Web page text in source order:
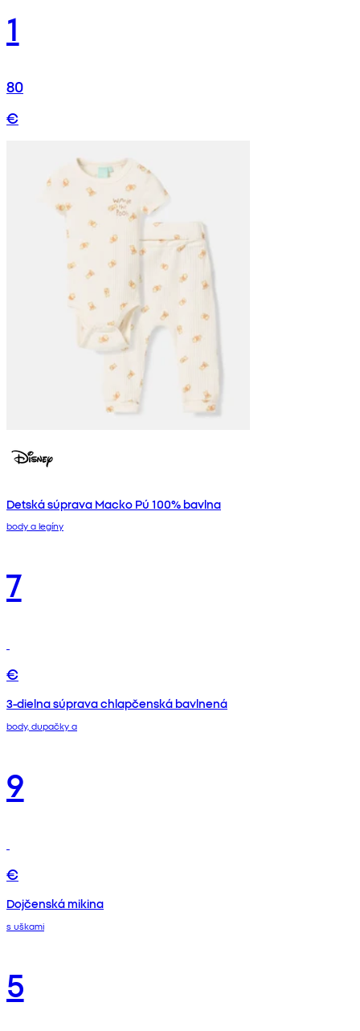
1
80
€
Detská súprava Macko Pú 100% bavlna
body a legíny
7
€
3-dielna súprava chlapčenská bavlnená
body, dupačky a
9
€
Dojčenská mikina
s uškami
5